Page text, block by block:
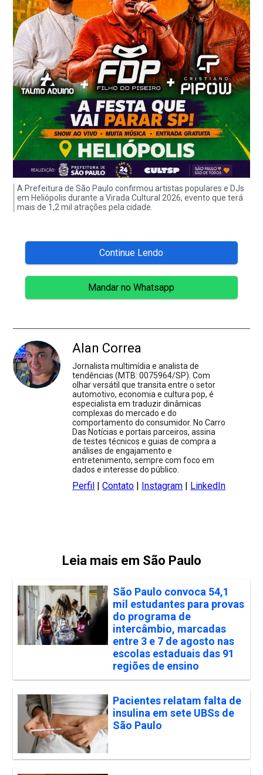
A Prefeitura de São Paulo confirmou artistas populares e DJs
em Heliópolis durante a Virada Cultural 2026, evento que terá
mais de 1,2 mil atrações pela cidade.
Continue Lendo
Mandar no Whatsapp
Alan Correa
Jornalista multimídia e analista de
tendências (MTB: 0075964/SP). Com
olhar versátil que transita entre o setor
automotivo, economia e cultura pop, é
especialista em traduzir dinâmicas
complexas do mercado e do
comportamento do consumidor. No Carro
Das Notícias e portais parceiros, assina
de testes técnicos e guias de compra a
análises de engajamento e
entretenimento, sempre com foco em
dados e interesse do público.
Perfil |Contato Instagram LinkedIn
Leia mais em São Paulo
São Paulo convoca 54,1
mil estudantes para provas
do programa de
intercâmbio, marcadas
entre 3 e 7 de agosto nas
escolas estaduais das 91
regiões de ensino
Pacientes relatam falta de
insulina em sete UBSs de
São Paulo